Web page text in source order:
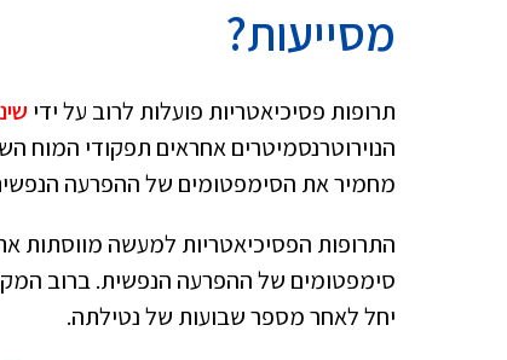
מסייעות?
תרופות פסיכיאטריות פועלות לרוב על ידי
הנוירוטרנסמיטרים אחראים תפקודי המוח
מחמיר את הסימפטומים של ההפרעה
התרופות הפסיכיאטריות למעשה מווסתות
סימפטומים של ההפרעה הנפשית. ברוב
יחל לאחר מספר שבועות של נטילתה.